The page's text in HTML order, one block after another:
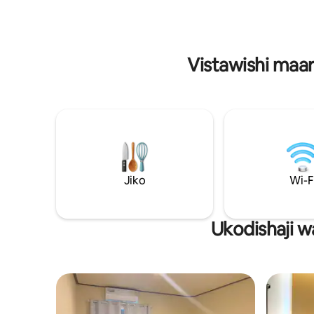
kuendesha gari hadi kwenye gati ya
Catamaran (Lompraya) unawezaVistawishi
Jiko Wi-
Ukodishaji